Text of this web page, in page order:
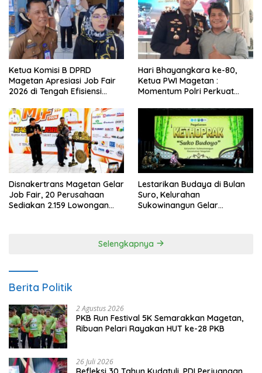
Ketua Komisi B DPRD
Magetan Apresiasi Job Fair
2026 di Tengah Efisiensi
Hari Bhayangkara ke-80,
Ketua PWI Magetan :
Momentum Polri Perkuat
Disnakertrans Magetan Gelar
Job Fair, 20 Perusahaan
Sediakan 2.159 Lowongan
Lestarikan Budaya di Bulan
Suro, Kelurahan
Sukowinangun Gelar
Selengkapnya
Berita Politik
2 Agustus 2026
PKB Run Festival 5K Semarakkan Magetan,
Ribuan Pelari Rayakan HUT ke-28 PKB
26 Juli 2026